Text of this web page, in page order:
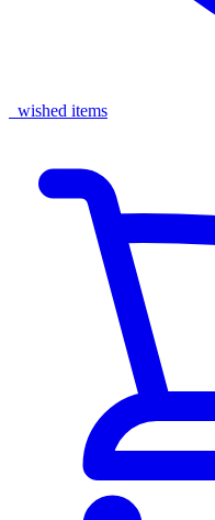
wished items